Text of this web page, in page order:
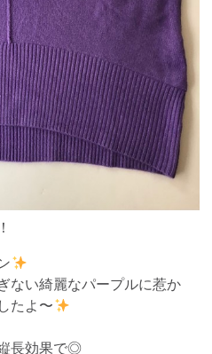
ない綺麗なパープルに惹か
たよ〜
長効果で◎